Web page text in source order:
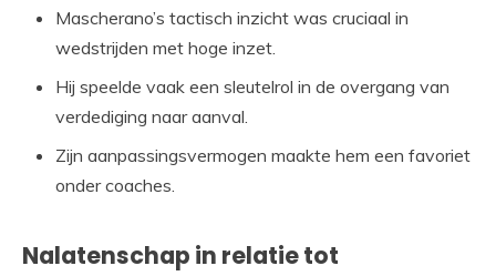
Mascherano’s tactisch inzicht was cruciaal in
wedstrijden met hoge inzet.
Hij speelde vaak een sleutelrol in de overgang van
verdediging naar aanval.
Zijn aanpassingsvermogen maakte hem een favoriet
onder coaches.
Nalatenschap in relatie tot